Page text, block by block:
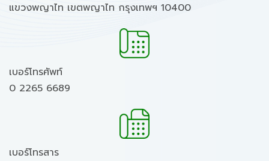
แขวงพญาไท เขตพญาไท กรุงเทพฯ 10400
เบอร์โทรศัพท์
0 2265 6689
เบอร์โทรสาร